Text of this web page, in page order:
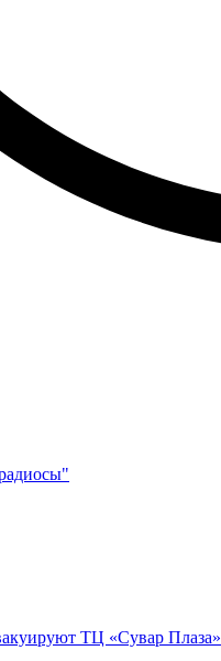
ТЦ «Сувар Плаза»